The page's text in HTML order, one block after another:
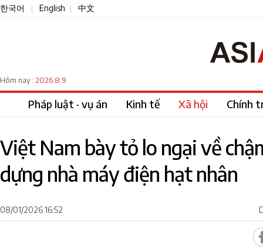
한국어 English 中文
Hôm nay : 2026.8.9
Pháp luật · vụ án Kinh tế Xã hội Chính
Việt Nam bày tỏ lo ngại về
dựng nhà máy điện hạt nhân
08/01/2026 16:52